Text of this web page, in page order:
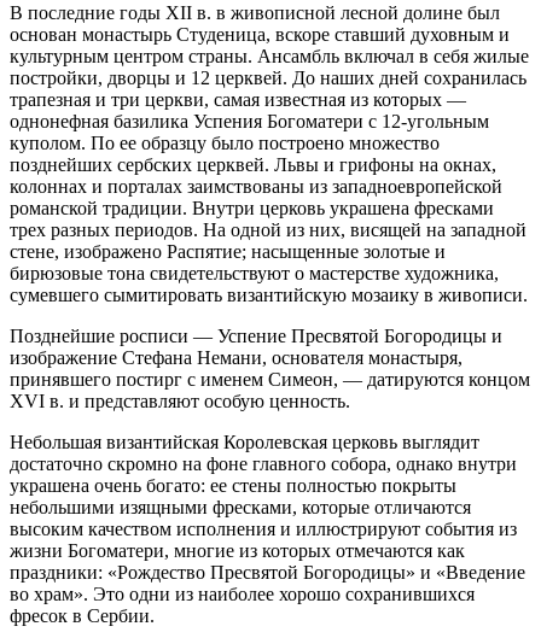
В последние годы XII в. в живописной лесной долине был
основан монастырь Студеница, вскоре ставший духовным и
культурным центром страны. Ансамбль включал в себя жилые
постройки, дворцы и 12 церквей. До наших дней сохранилась
трапезная и три церкви, самая известная из которых —
однонефная базилика Успения Богоматери с 12-угольным
куполом. По ее образцу было построено множество
позднейших сербских церквей. Львы и грифоны на окнах,
колоннах и порталах заимствованы из западноевропейской
романской традиции. Внутри церковь украшена фресками
трех разных периодов. На одной из них, висящей на западной
стене, изображено Распятие; насыщенные золотые и
бирюзовые тона свидетельствуют о мастерстве художника,
сумевшего сымитировать византийскую мозаику в живописи.
Позднейшие росписи — Успение Пресвятой Богородицы и
изображение Стефана Немани, основателя монастыря,
принявшего постирг с именем Симеон, — датируются концом
XVI в. и представляют особую ценность.
Небольшая византийская Королевская церковь выглядит
достаточно скромно на фоне главного собора, однако внутри
украшена очень богато: ее стены полностью покрыты
небольшими изящными фресками, которые отличаются
высоким качеством исполнения и иллюстрируют события из
жизни Богоматери, многие из которых отмечаются как
праздники: «Рождество Пресвятой Богородицы» и «Введение
во храм». Это одни из наиболее хорошо сохранившихся
фресок в Сербии.